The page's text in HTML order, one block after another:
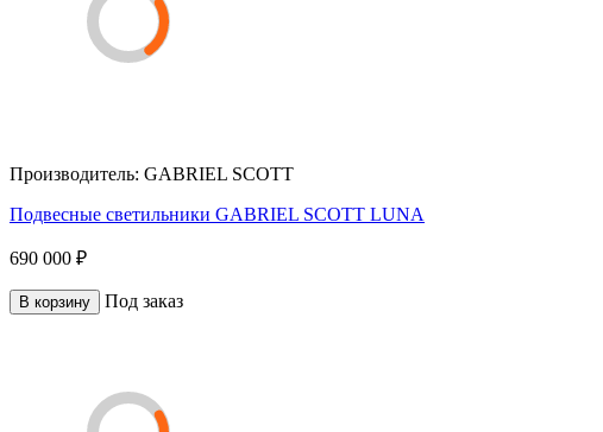
Производитель: GABRIEL SCOTT
Подвесные светильники GABRIEL SCOTT LUNA
690 000 ₽
В корзину Под заказ